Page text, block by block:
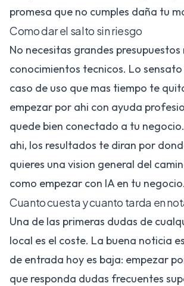
promesa que no cumples daña tu
Como dar el salto sin riesgo
No necesitas grandes presupuestos
conocimientos tecnicos. Lo sensato
caso de uso que mas tiempo te
empezar por ahi con ayuda
quede bien conectado a tu
ahi, los resultados te diran por
quieres una vision general del
como empezar con IA en tu negocio.
Cuanto cuesta y cuanto tarda en
Una de las primeras dudas de
local es el coste. La buena noticia
de entrada hoy es baja: empezar
que responda dudas frecuentes